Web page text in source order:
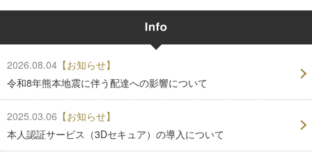
2026.08.04 【お知らせ】
令和8年熊本地震に伴う配達への影響について
2025.03.06 【お知らせ】
本人認証サービス（3Dセキュア）の導入について